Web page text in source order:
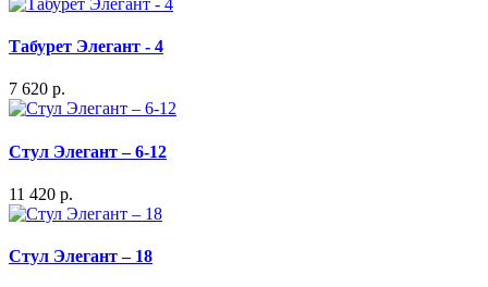
Табурет Элегант - 4
7 620 р.
Стул Элегант – 6-12
11 420 р.
Стул Элегант – 18